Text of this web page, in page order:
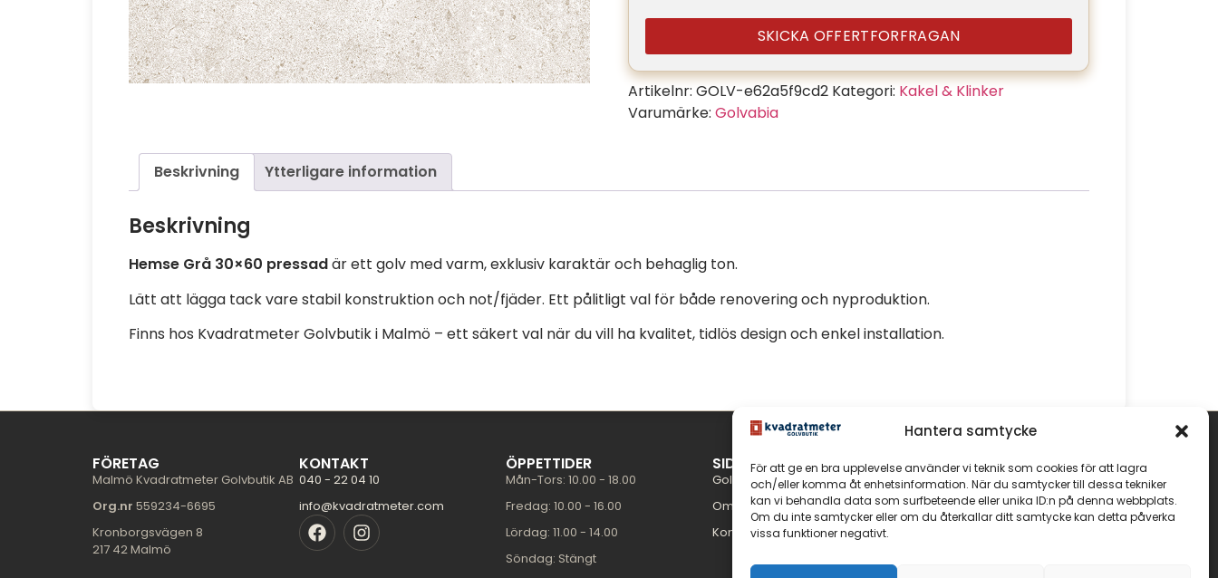
Hantera samtycke
För att ge en bra upplevelse använder vi teknik som cookies för att lagra
och/eller komma åt enhetsinformation. När du samtycker till dessa tekniker
kan vi behandla data som surfbeteende eller unika ID:n på denna webbplats.
Om du inte samtycker eller om du återkallar ditt samtycke kan detta påverka
vissa funktioner negativt.
SKICKA OFFERTFORFRAGAN
Artikelnr:GOLV-e62a5f9cd2 Kategori: Kakel & Klinker
Varumärke:Golvabia
Beskrivning Ytterligare information
Beskrivning
Hemse Grå 30×60 pressadär ett golv med varm, exklusiv karaktär och behaglig ton.
Lätt att lägga tack vare stabil konstruktion och not/fjäder. Ett pålitligt val för både renovering och nyproduktion.
Finns hos Kvadratmeter Golvbutik i Malmö – ett säkert val när du vill ha kvalitet, tidlös design och enkel installation.
FÖRETAG
Malmö Kvadratmeter Golvbutik AB
Org.nr 559234-6695
Kronborgsvägen 8
217 42 Malmö
KONTAKT
040 - 22 04 10
info@kvadratmeter.com
ÖPPETTIDER
Mån-Tors: 10.00 - 18.00
Fredag: 10.00 - 16.00
Lördag: 11.00 - 14.00
Söndag: Stängt
SIDOR
Golvguiden
Om oss
Kontakt
GOLV
Massiva trägolv
Parkettgolv